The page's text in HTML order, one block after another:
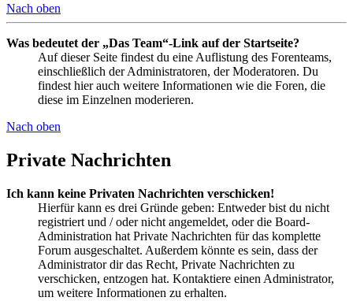
Nach oben
Was bedeutet der „Das Team“-Link auf der Startseite?
Auf dieser Seite findest du eine Auflistung des Forenteams,
einschließlich der Administratoren, der Moderatoren. Du
findest hier auch weitere Informationen wie die Foren, die
diese im Einzelnen moderieren.
Nach oben
Private Nachrichten
Ich kann keine Privaten Nachrichten verschicken!
Hierfür kann es drei Gründe geben: Entweder bist du nicht
registriert und / oder nicht angemeldet, oder die Board-
Administration hat Private Nachrichten für das komplette
Forum ausgeschaltet. Außerdem könnte es sein, dass der
Administrator dir das Recht, Private Nachrichten zu
verschicken, entzogen hat. Kontaktiere einen Administrator,
um weitere Informationen zu erhalten.